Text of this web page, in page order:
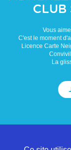
CLUB
Vous
C'est le moment
Licence Carte
La